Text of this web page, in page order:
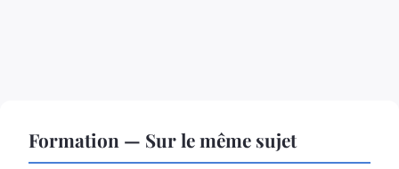
Formation — Sur le même sujet